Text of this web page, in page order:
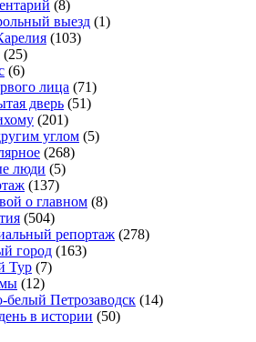
(8)
выезд (1)
(103)
(25)
(6)
лица (71)
дверь (51)
(201)
углом (5)
(268)
люди (5)
(137)
о главном (8)
(504)
репортаж (278)
город (163)
Тур (7)
(12)
белый Петрозаводск (14)
в истории (50)